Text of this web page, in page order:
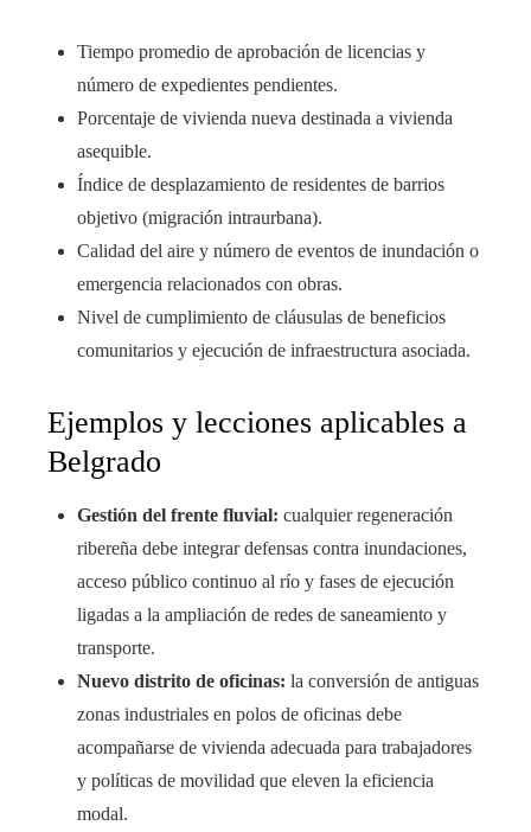
Tiempo promedio de aprobación de licencias y
número de expedientes pendientes.
Porcentaje de vivienda nueva destinada a vivienda
asequible.
Índice de desplazamiento de residentes de barrios
objetivo (migración intraurbana).
Calidad del aire y número de eventos de inundación o
emergencia relacionados con obras.
Nivel de cumplimiento de cláusulas de beneficios
comunitarios y ejecución de infraestructura asociada.
Ejemplos y lecciones aplicables a
Belgrado
Gestión del frente fluvial: cualquier regeneración
ribereña debe integrar defensas contra inundaciones,
acceso público continuo al río y fases de ejecución
ligadas a la ampliación de redes de saneamiento y
transporte.
Nuevo distrito de oficinas: la conversión de antiguas
zonas industriales en polos de oficinas debe
acompañarse de vivienda adecuada para trabajadores
y políticas de movilidad que eleven la eficiencia
modal.